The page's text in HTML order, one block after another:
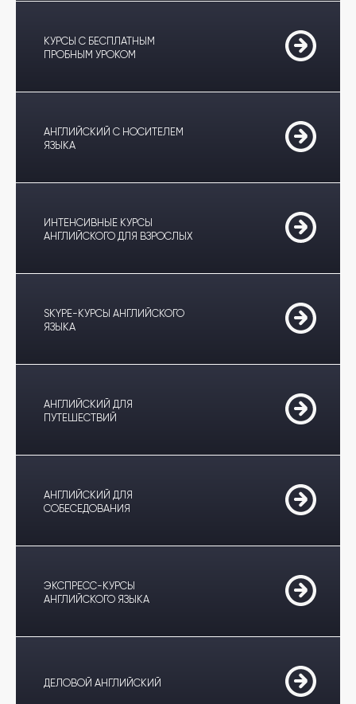
КУРСЫ С БЕСПЛАТНЫМ
ПРОБНЫМ УРОКОМ
АНГЛИЙСКИЙ С НОСИТЕЛЕМ
ЯЗЫКА
ИНТЕНСИВНЫЕ КУРСЫ
АНГЛИЙСКОГО ДЛЯ ВЗРОСЛЫХ
SKYPE-КУРСЫ АНГЛИЙСКОГО
ЯЗЫКА
АНГЛИЙСКИЙ ДЛЯ
ПУТЕШЕСТВИЙ
АНГЛИЙСКИЙ ДЛЯ
СОБЕСЕДОВАНИЯ
ЭКСПРЕСС-КУРСЫ
АНГЛИЙСКОГО ЯЗЫКА
ДЕЛОВОЙ АНГЛИЙСКИЙ